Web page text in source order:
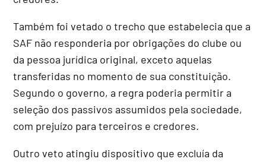
Também foi vetado o trecho que estabelecia que a
SAF não responderia por obrigações do clube ou
da pessoa jurídica original, exceto aquelas
transferidas no momento de sua constituição.
Segundo o governo, a regra poderia permitir a
seleção dos passivos assumidos pela sociedade,
com prejuízo para terceiros e credores.
Outro veto atingiu dispositivo que excluía da